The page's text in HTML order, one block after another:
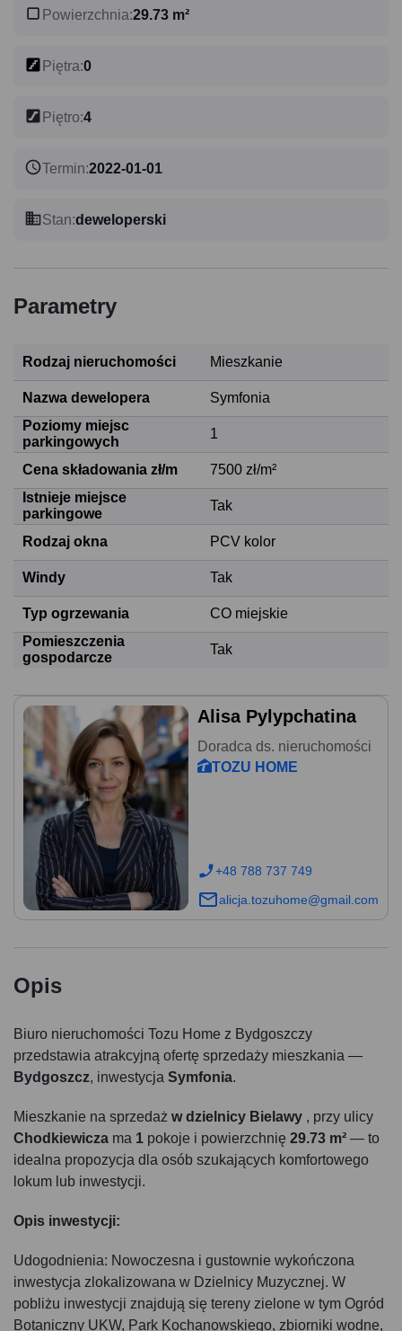
Powierzchnia:29.73 m²
Piętra:0
Piętro:4
Termin:2022-01-01
Stan:deweloperski
Parametry
Rodzaj nieruchomości Mieszkanie
Nazwa dewelopera
Symfonia
Poziomy miejsc
parkingowych
1
Cena składowania zł/m
7500 zł/m²
Istnieje miejsce
parkingowe
Tak
Rodzaj okna PCV kolor
Windy Tak
Typ ogrzewania
CO miejskie
Pomieszczenia
gospodarcze
Tak
Alisa Pylypchatina
Doradca ds. nieruchomości
TOZU HOME
+48 788 737 749
alicja.tozuhome@gmail.com
Opis
Biuro nieruchomości Tozu Home z Bydgoszczy
przedstawia atrakcyjną ofertę sprzedaży mieszkania —
Bydgoszcz, inwestycja Symfonia.
Mieszkanie na sprzedaż w dzielnicy Bielawy , przy ulicy
Chodkiewicza ma 1 pokoje i powierzchnię 29.73 m² — to
idealna propozycja dla osób szukających komfortowego
lokum lub inwestycji.
Opis inwestycji:
Udogodnienia: Nowoczesna i gustownie wykończona
inwestycja zlokalizowana w Dzielnicy Muzycznej. W
pobliżu inwestycji znajdują się tereny zielone w tym Ogród
Botaniczny UKW, Park Kochanowskiego, zbiorniki wodne,